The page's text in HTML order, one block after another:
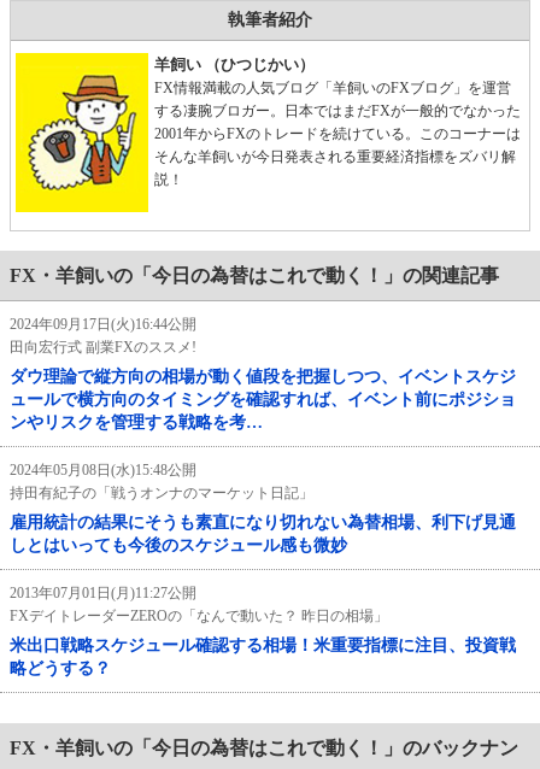
執筆者紹介
羊飼い （ひつじかい）
FX情報満載の人気ブログ「羊飼いのFXブログ」を運営
する凄腕ブロガー。日本ではまだFXが一般的でなかった
2001年からFXのトレードを続けている。このコーナーは
そんな羊飼いが今日発表される重要経済指標をズバリ解
説！
FX・羊飼いの「今日の為替はこれで動く！」の関連記事
2024年09月17日(火)16:44公開
田向宏行式 副業FXのススメ!
ダウ理論で縦方向の相場が動く値段を把握しつつ、イベントスケジ
ュールで横方向のタイミングを確認すれば、イベント前にポジショ
ンやリスクを管理する戦略を考…
2024年05月08日(水)15:48公開
持田有紀子の「戦うオンナのマーケット日記」
雇用統計の結果にそうも素直になり切れない為替相場、利下げ見通
しとはいっても今後のスケジュール感も微妙
2013年07月01日(月)11:27公開
FXデイトレーダーZEROの「なんで動いた？ 昨日の相場」
米出口戦略スケジュール確認する相場！米重要指標に注目、投資戦
略どうする？
FX・羊飼いの「今日の為替はこれで動く！」のバックナン